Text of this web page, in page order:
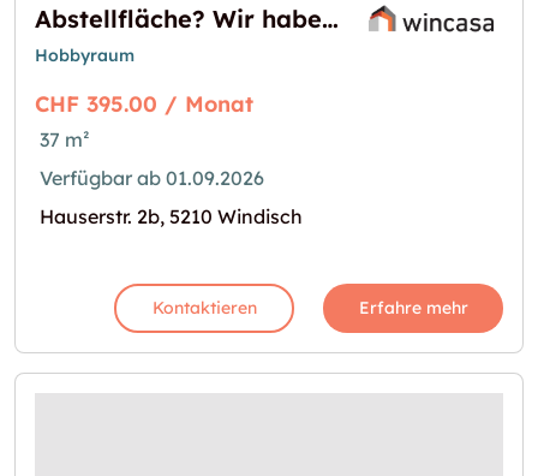
Abstellfläche? Wir haben die Lösung!
Hobbyraum
CHF 395.00 / Monat
37 m²
Verfügbar ab 01.09.2026
Hauserstr. 2b, 5210 Windisch
Kontaktieren Erfahre mehr